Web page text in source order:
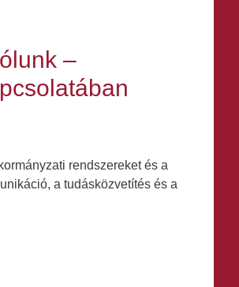
–
rendszereket és a
a tudásközvetítés és a